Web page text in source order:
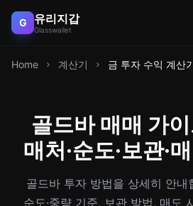
G 유리지갑
Glasswallet
Home 계산기 금 투자 수익 계산
골드바 매매 가
매처·순도·보관·
골드바 투자 방법을 상세히 안내
순도·중량 기준, 보관 방법, 매도